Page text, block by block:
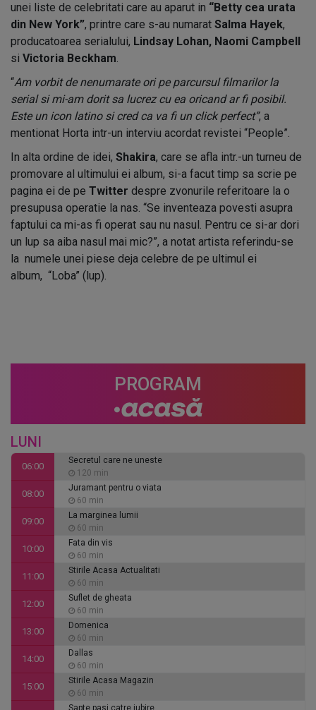
unei liste de celebritati care au aparut in “Betty cea urata
din New York”, printre care s-au numarat Salma Hayek,
producatoarea serialului, Lindsay Lohan, Naomi Campbell
si Victoria Beckham.
“Am vorbit de nenumarate ori pe parcursul filmarilor la
serial si mi-am dorit sa lucrez cu ea oricand ar fi posibil.
Este un icon latino si cred ca va fi un click perfect”, a
mentionat Horta intr-un interviu acordat revistei “People”.
In alta ordine de idei, Shakira, care se afla intr.-un turneu de
promovare al ultimului ei album, si-a facut timp sa scrie pe
pagina ei de pe Twitter despre zvonurile referitoare la o
presupusa operatie la nas. “Se inventeaza povesti asupra
faptului ca mi-as fi operat sau nu nasul. Pentru ce si-ar dori
un lup sa aiba nasul mai mic?”, a notat artista referindu-se
la numele unei piese deja celebre de pe ultimul ei
album, “Loba” (lup).
PROGRAM
LUNI
06:00
Secretul care ne uneste
120 min
08:00
Juramant pentru o viata
60 min
09:00
La marginea lumii
60 min
10:00
Fata din vis
60 min
11:00
Stirile Acasa Actualitati
60 min
12:00
Suflet de gheata
60 min
13:00
Domenica
60 min
14:00
Dallas
60 min
15:00
Stirile Acasa Magazin
60 min
Sapte pasi catre iubire